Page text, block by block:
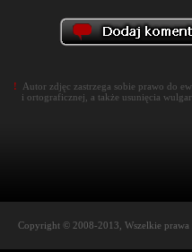
! Autor zdjęc zastrzega sobie prawo do
i ortograficznej, a także usunięcia
Copyright © 2008-2013, Wszelkie prawa